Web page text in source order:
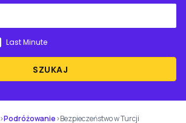
SZUKAJ
Last Minute
›Podróżowanie›Bezpieczeństwo w Turcji